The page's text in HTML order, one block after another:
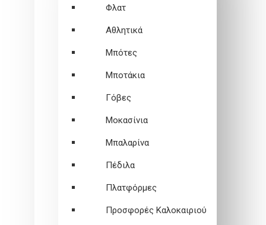
Φλατ
Αθλητικά
Μπότες
Μποτάκια
Γόβες
Μοκασίνια
Μπαλαρίνα
Πέδιλα
Πλατφόρμες
Προσφορές Καλοκαιριού